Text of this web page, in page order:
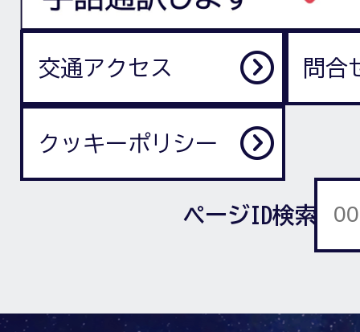
交通アクセス 問合
クッキーポリシー
ページID検索